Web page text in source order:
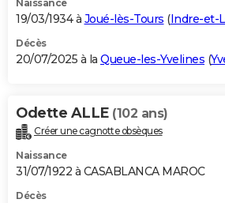
Naissance
19/03/1934 à Joué-lès-Tours (Indre-et-
Décès
20/07/2025 à la Queue-les-Yvelines (
Odette ALLE (102 ans)
Créer une cagnotte obsèques
Naissance
31/07/1922 à CASABLANCA MAROC
Décès